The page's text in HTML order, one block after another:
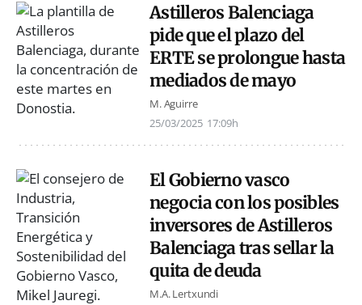
Astilleros Balenciaga
pide que el plazo del
ERTE se prolongue hasta
mediados de mayo
M. Aguirre
25/03/2025 17:09h
El Gobierno vasco
negocia con los posibles
inversores de Astilleros
Balenciaga tras sellar la
quita de deuda
M.A. Lertxundi